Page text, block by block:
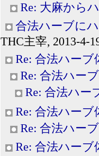
Re: 大麻から
合法ハーブに
THC主宰, 2013-4-
Re: 合法ハーブ
Re: 合法ハー
Re: 合法ハー
Re: 合法ハーブ
Re: 合法ハー
Re: 合法ハーブ